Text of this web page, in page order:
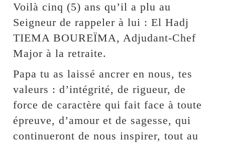
Voilà cinq (5) ans qu’il a plu au
Seigneur de rappeler à lui : El Hadj
TIEMA BOUREÏMA, Adjudant-Chef
Major à la retraite.
Papa tu as laissé ancrer en nous, tes
valeurs : d’intégrité, de rigueur, de
force de caractère qui fait face à toute
épreuve, d’amour et de sagesse, qui
continueront de nous inspirer, tout au